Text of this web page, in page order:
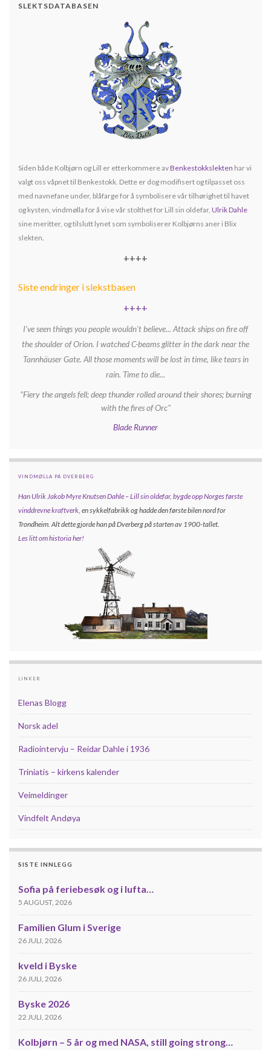
SLEKTSDATABASEN
Siden både Kolbjørn og Lill er etterkommere avBenkestokkslekten har vi
valgt oss våpnet til Benkestokk. Dette er dog modifisert og tilpasset oss
med navnefane under, blåfarge for å symbolisere vår tilhørighet til havet
og kysten, vindmølla for å vise vår stolthet for Lill sin oldefar, Ulrik Dahle
sine meritter, og tilslutt lynet som symboliserer Kolbjørns aner i Blix
slekten.
++++
Siste endringer i slekstbasen
++++
I've seen things you people wouldn't believe... Attack ships on fire off
the shoulder of Orion. I watched C-beams glitter in the dark near the
Tannhäuser Gate. All those moments will be lost in time, like tears in
rain. Time to die...
"Fiery the angels fell; deep thunder rolled around their shores; burning
with the fires of Orc"
Blade Runner
VINDMØLLA PÅ DVERBERG
Han Ulrik Jakob Myre Knutsen Dahle – Lill sin oldefar, bygde oppNorges første
vinddrevne kraftverk, en sykkelfabrikk og hadde den første bilen nord for
Trondheim. Alt dette gjorde han på Dverberg på starten av 1900-tallet.
Les litt om historia her!
LINKER
Elenas Blogg
Norsk adel
Radiointervju – Reidar Dahle i 1936
Triniatis – kirkens kalender
Veimeldinger
Vindfelt Andøya
SISTE INNLEGG
Sofia på feriebesøk og i lufta…
5 AUGUST, 2026
Familien Glum i Sverige
26 JULI, 2026
kveld i Byske
26 JULI, 2026
Byske 2026
22 JULI, 2026
Kolbjørn – 5 år og med NASA, still going strong…